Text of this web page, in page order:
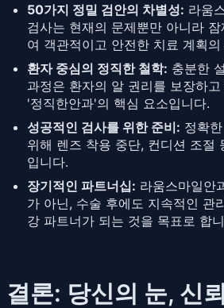
50가지 정밀 검안의 차별성: 라움
검사는 현재의 문제뿐만 아니라
여 객관적이고 안전한 치료 계획
환자 중심의 정직한 철학: 충분한
과정은 환자의 알 권리를 보장하
'정직한안과'의 핵심 요소입니다.
성공적인 검사를 위한 준비: 정확
위해 렌즈 착용 중단, 컨디션 조절
입니다.
장기적인 파트너십: 라움스마일안
가 아닌, 수술 후에도 지속적인 관
강 파트너가 되는 것을 목표로 합
결론: 당신의 눈, 신